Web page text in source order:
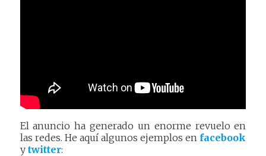
El anuncio ha generado un enorme revuelo en
las redes. He aquí algunos ejemplos en facebook
y twitter: